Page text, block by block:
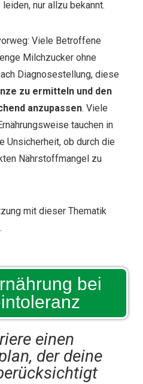
leiden, nur allzu bekannt.
Viele Betroffene
Milchzucker ohne
Diagnosestellung, diese
zu ermitteln und den
anzupassen. Viele
tauchen in
Unsicherheit, ob durch die
Nährstoffmangel zu
mit dieser Thematik
bei
einen
der deine